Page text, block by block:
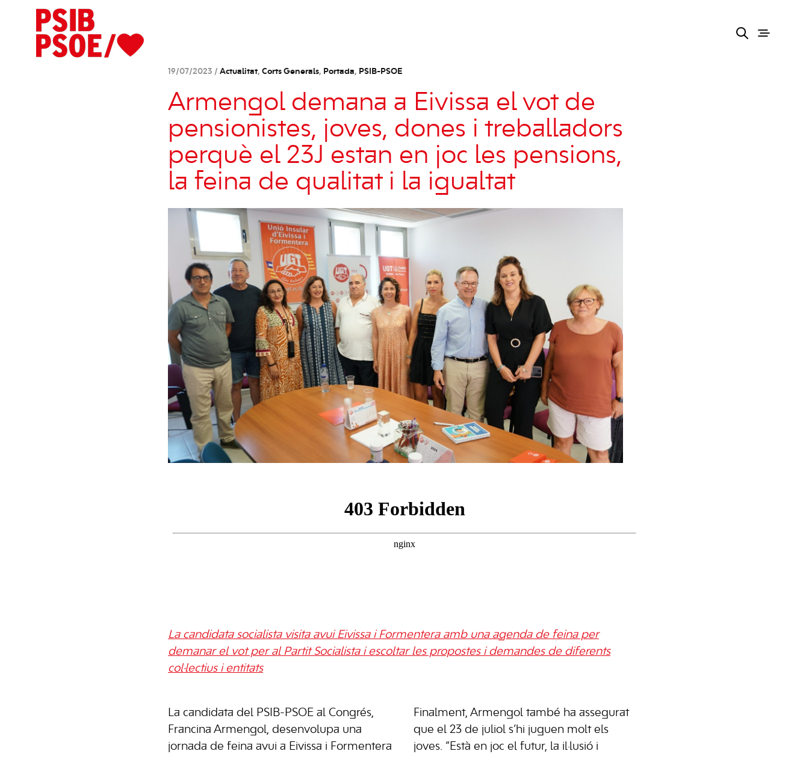
19/07/2023 / Actualitat, Corts Generals, Portada, PSIB-PSOE
Armengol demana a Eivissa el vot de
pensionistes, joves, dones i treballadors
perquè el 23J estan en joc les pensions,
la feina de qualitat i la igualtat
La candidata socialista visita avui Eivissa i Formentera amb una agenda de feina per
demanar el vot per al Partit Socialista i escoltar les propostes i demandes de diferents
col·lectius i entitats
La candidata del PSIB-PSOE al Congrés,
Francina Armengol, desenvolupa una
jornada de feina avui a Eivissa i Formentera
Finalment, Armengol també ha assegurat
que el 23 de juliol s’hi juguen molt els
joves. “Està en joc el futur, la il·lusió i